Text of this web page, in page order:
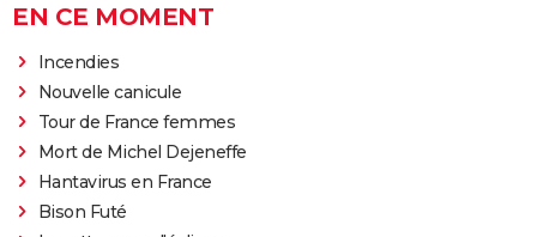
EN CE MOMENT
Incendies
Nouvelle canicule
Tour de France femmes
Mort de Michel Dejeneffe
Hantavirus en France
Bison Futé